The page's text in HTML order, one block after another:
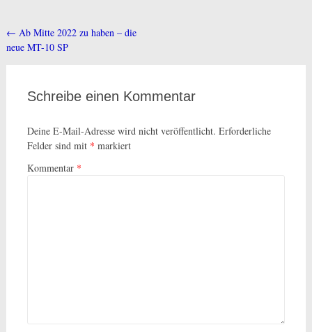
Beitragsnavigation
← Ab Mitte 2022 zu haben – die
neue MT-10 SP
Schreibe einen Kommentar
Deine E-Mail-Adresse wird nicht veröffentlicht. Erforderliche
Felder sind mit * markiert
Kommentar *